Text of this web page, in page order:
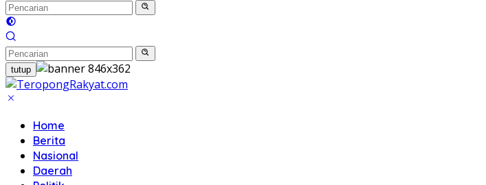
tutup
Home
Berita
Nasional
Daerah